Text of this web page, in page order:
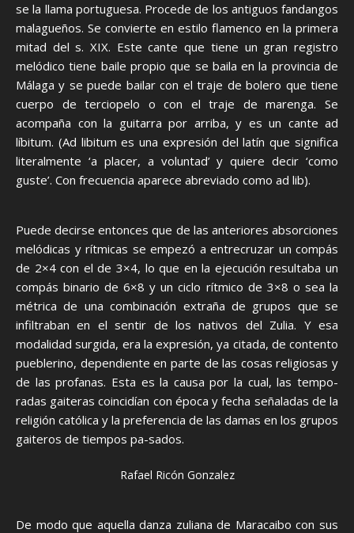
se la llama portuguesa. Procede de los antiguos fandangos
malagueños. Se convierte en estilo flamenco en la primera
mitad del s. XIX. Este cante que tiene un gran registro
melódico tiene baile propio que se baila en la provincia de
Málaga y se puede bailar con el traje de bolero que tiene
cuerpo de terciopelo o con el traje de marenga. Se
acompaña con la guitarra por arriba, y es un cante ad
líbitum. (Ad libitum es una expresión del latín que significa
literalmente ‘a placer, a voluntad’ y quiere decir ‘como
guste’. Con frecuencia aparece abreviado como ad lib).
Puede decirse entonces que de las anteriores absorciones
melódicas y rítmicas se empezó a entrecruzar un compás
de 2×4 con el de 3×4, lo que en la ejecución resultaba un
compás binario de 6×8 y un ciclo rítmico de 3×8 o sea la
métrica de una combinación extraña de grupos que se
infiltraban en el sentir de los nativos del Zulia. Y esa
modalidad surgida, era la expresión, ya citada, de contento
pueblerino, dependiente en parte de las cosas religiosas y
de las profanas. Esta es la causa por la cual, las tempo-
radas gaiteras coincidían con época y fecha señaladas de la
religión católica y la preferencia de las damas en los grupos
gaiteros de tiempos pa-sados.
Rafael Ricón Gonzalez
De modo que aquella danza zuliana de Maracaibo con sus